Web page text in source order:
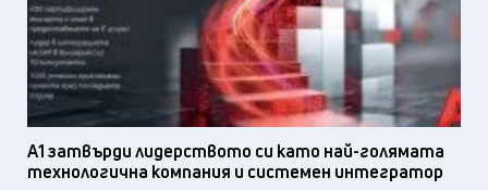
А1 затвърди лидерството си като най-голямата
технологична компания и системен интегратор